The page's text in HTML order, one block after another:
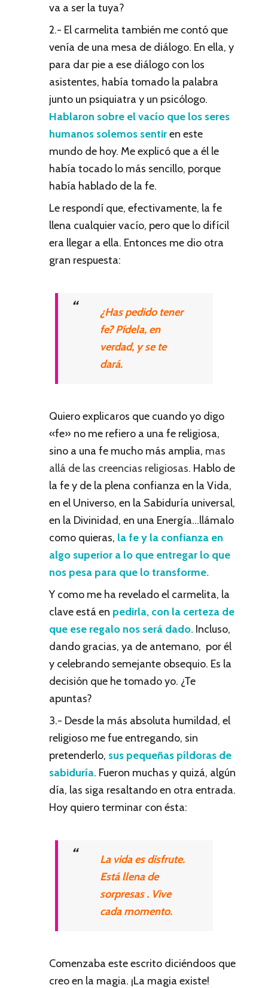
va a ser la tuya?
2.- El carmelita también me contó que
venía de una mesa de diálogo. En ella, y
para dar pie a ese diálogo con los
asistentes, había tomado la palabra
junto un psiquiatra y un psicólogo.
Hablaron sobre el vacío que los seres
humanos solemos sentiren este
mundo de hoy. Me explicó que a él le
había tocado lo más sencillo, porque
había hablado de la fe.
Le respondí que, efectivamente, la fe
llena cualquier vacío, pero que lo difícil
era llegar a ella. Entonces me dio otra
gran respuesta:
¿Has pedido tener
fe? Pídela, en
verdad, y se te
dará.
Quiero explicaros que cuando yo digo
«fe» no me refiero a una fe religiosa,
sino a una fe mucho más amplia, mas
allá de las creencias religiosas. Hablo de
la fe y de la plena confianza en la Vida,
en el Universo, en la Sabiduría universal,
en la Divinidad, en una Energía…llámalo
como quieras, la fe y la confianza en
algo superior a lo que entregar lo que
nos pesa para que lo transforme.
Y como me ha revelado el carmelita, la
clave está en pedirla, con la certeza de
que ese regalo nos será dado. Incluso,
dando gracias, ya de antemano, por él
y celebrando semejante obsequio. Es la
decisión que he tomado yo. ¿Te
apuntas?
3.- Desde la más absoluta humildad, el
religioso me fue entregando, sin
pretenderlo, sus pequeñas píldoras de
sabiduría. Fueron muchas y quizá, algún
día, las siga resaltando en otra entrada.
Hoy quiero terminar con ésta:
La vida es disfrute.
Está llena de
sorpresas . Vive
cada momento.
Comenzaba este escrito diciéndoos que
creo en la magia. ¡La magia existe!